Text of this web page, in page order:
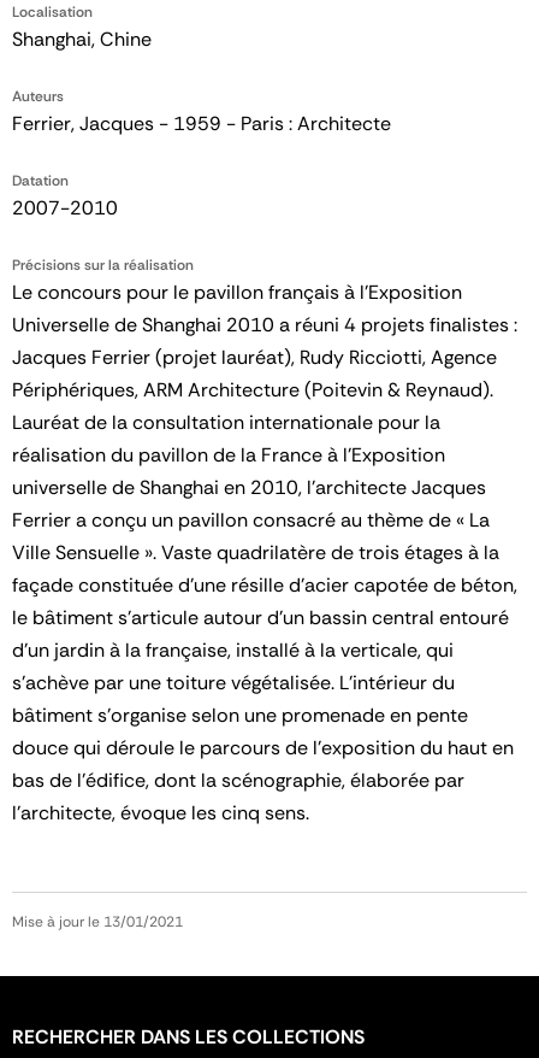
Localisation
Shanghai, Chine
Auteurs
Ferrier, Jacques - 1959 - Paris : Architecte
Datation
2007-2010
Précisions sur la réalisation
Le concours pour le pavillon français à l'Exposition
Universelle de Shanghai 2010 a réuni 4 projets finalistes :
Jacques Ferrier (projet lauréat), Rudy Ricciotti, Agence
Périphériques, ARM Architecture (Poitevin & Reynaud).
Lauréat de la consultation internationale pour la
réalisation du pavillon de la France à l’Exposition
universelle de Shanghai en 2010, l’architecte Jacques
Ferrier a conçu un pavillon consacré au thème de « La
Ville Sensuelle ». Vaste quadrilatère de trois étages à la
façade constituée d’une résille d’acier capotée de béton,
le bâtiment s’articule autour d’un bassin central entouré
d’un jardin à la française, installé à la verticale, qui
s’achève par une toiture végétalisée. L’intérieur du
bâtiment s’organise selon une promenade en pente
douce qui déroule le parcours de l’exposition du haut en
bas de l’édifice, dont la scénographie, élaborée par
l’architecte, évoque les cinq sens.
Mise à jour le 13/01/2021
RECHERCHER DANS LES COLLECTIONS